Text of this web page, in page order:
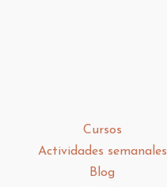
Cursos
Actividades semanales
Blog